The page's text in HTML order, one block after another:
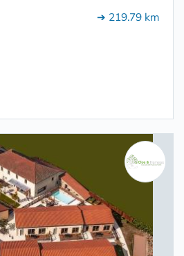
➔ 219.79 km